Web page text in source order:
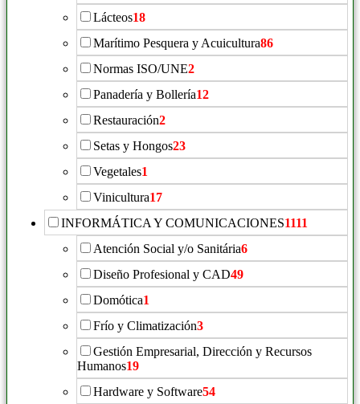
Lácteos18
Marítimo Pesquera y Acuicultura86
Normas ISO/UNE2
Panadería y Bollería12
Restauración2
Setas y Hongos23
Vegetales1
Vinicultura17
INFORMÁTICA Y COMUNICACIONES1111
Atención Social y/o Sanitária6
Diseño Profesional y CAD49
Domótica1
Frío y Climatización3
Gestión Empresarial, Dirección y Recursos
Humanos19
Hardware y Software54